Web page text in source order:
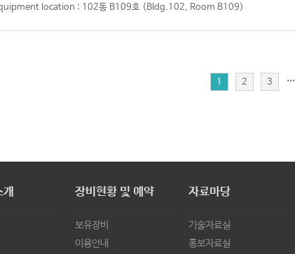
location : 102동 B109호 (Bldg.102, Room B109)
1 2 3 …
장비현황 및 예약
보유장비
이용안내
자료마당
기술자료실
홍보자료실